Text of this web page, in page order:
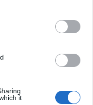
it
με
Εάν
και με